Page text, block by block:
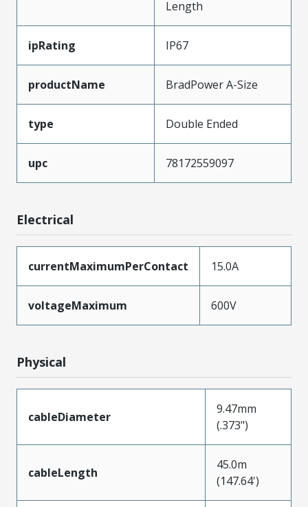
Length
ipRating IP67
productName BradPower A-Size
type Double Ended
upc 78172559097
Electrical
currentMaximumPerContact 15.0A
voltageMaximum 600V
Physical
cableDiameter
9.47mm
(.373")
cableLength
45.0m
(147.64')